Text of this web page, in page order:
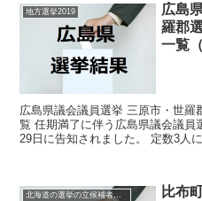
地方選挙2019
広島
羅郡
一覧
広島県議会議員選挙 三原市・世羅
覧 任期満了に伴う広島県議会議員
29日に告知されました。 定数3人
北海道の選挙の立候補者と結果速報一覧
比布